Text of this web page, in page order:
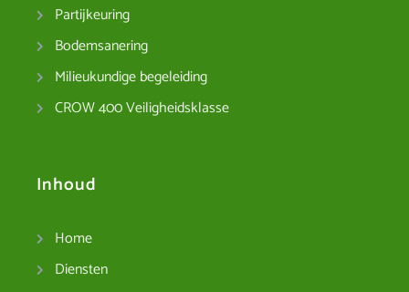
Partijkeuring
Bodemsanering
Milieukundige begeleiding
CROW 400 Veiligheidsklasse
Inhoud
Home
Diensten